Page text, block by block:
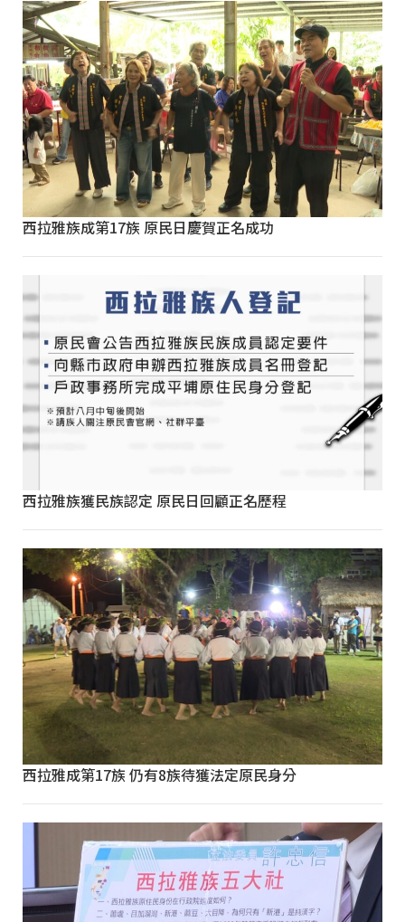
西拉雅族成第17族 原民日慶賀正名成功
西拉雅族獲民族認定 原民日回顧正名歷程
西拉雅成第17族 仍有8族待獲法定原民身分